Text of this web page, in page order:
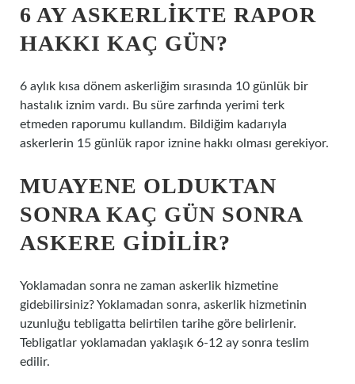
6 AY ASKERLIKTE RAPOR
HAKKI KAÇ GÜN?
6 aylık kısa dönem askerliğim sırasında 10 günlük bir
hastalık iznim vardı. Bu süre zarfında yerimi terk
etmeden raporumu kullandım. Bildiğim kadarıyla
askerlerin 15 günlük rapor iznine hakkı olması gerekiyor.
MUAYENE OLDUKTAN
SONRA KAÇ GÜN SONRA
ASKERE GIDILIR?
Yoklamadan sonra ne zaman askerlik hizmetine
gidebilirsiniz? Yoklamadan sonra, askerlik hizmetinin
uzunluğu tebligatta belirtilen tarihe göre belirlenir.
Tebligatlar yoklamadan yaklaşık 6-12 ay sonra teslim
edilir.